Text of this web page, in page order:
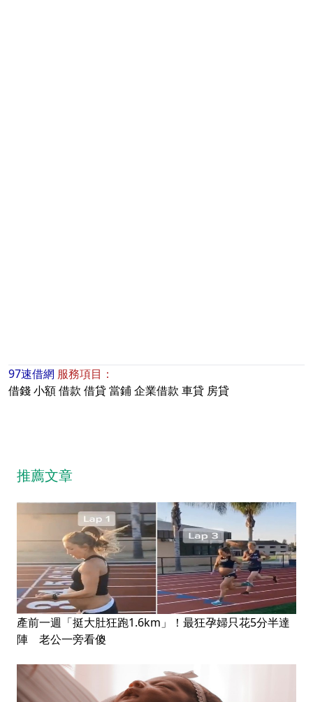
97速借網 服務項目：
借錢小額借款 借貸當鋪企業借款 車貸 房貸
推薦文章
產前一週「挺大肚狂跑1.6km」！最狂孕婦只花5分半達
陣 老公一旁看傻